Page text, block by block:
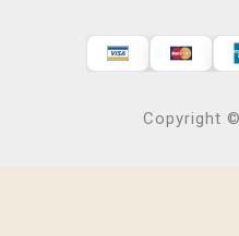
Copyright